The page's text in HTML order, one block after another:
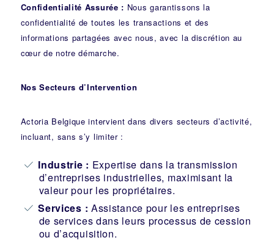
Confidentialité Assurée : Nous garantissons la
confidentialité de toutes les transactions et des
informations partagées avec nous, avec la discrétion au
cœur de notre démarche.
Nos Secteurs d’Intervention
Actoria Belgique intervient dans divers secteurs d’activité,
incluant, sans s’y limiter :
Industrie : Expertise dans la transmission
d’entreprises industrielles, maximisant la
valeur pour les propriétaires.
Services : Assistance pour les entreprises
de services dans leurs processus de cession
ou d’acquisition.